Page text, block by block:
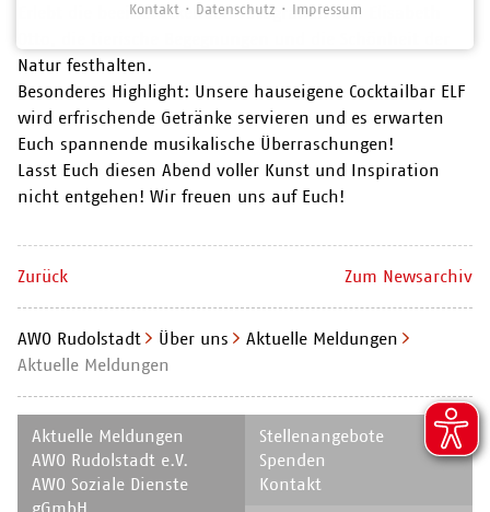
Erlebt die beeindruckenden Fotografien von Elisabeth
Natur festhalten.
Besonderes Highlight: Unsere hauseigene Cocktailbar ELF
wird erfrischende Getränke servieren und es erwarten
Euch spannende musikalische Überraschungen!
Lasst Euch diesen Abend voller Kunst und Inspiration
nicht entgehen! Wir freuen uns auf Euch!
Zurück Zum Newsarchiv
AWO Rudolstadt Über uns
Aktuelle Meldungen
Aktuelle Meldungen
Navigation
überspringen
Aktuelle Meldungen
AWO Rudolstadt e.V.
AWO Soziale Dienste
Navigation
überspringen
Stellenangebote
Spenden
Kontakt
Kontakt Datenschutz Impressum